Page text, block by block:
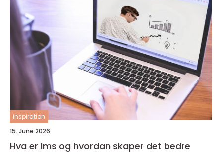
inspiration
15. June 2026
Hva er lms og hvordan skaper det bedre